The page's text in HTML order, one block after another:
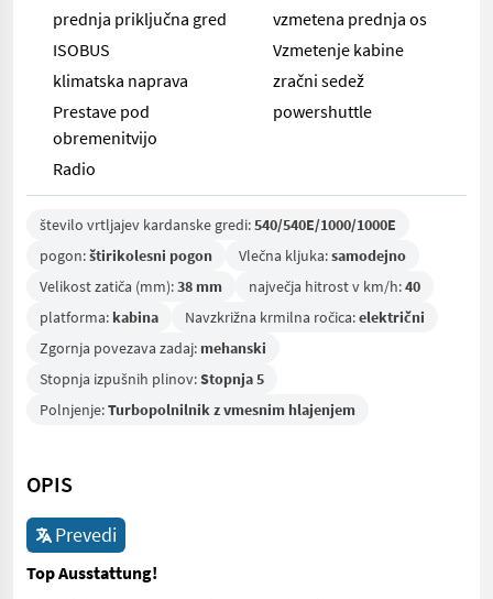
prednja priključna gred
vzmetena prednja os
ISOBUS
Vzmetenje kabine
klimatska naprava
zračni sedež
Prestave pod
obremenitvijo
powershuttle
Radio
število vrtljajev kardanske gredi:540/540E/1000/1000E
pogon:štirikolesni pogon Vlečna kljuka:samodejno
Velikost zatiča (mm):38 mm največja hitrost v km/h:40
platforma: kabina Navzkrižna krmilna ročica:električni
Zgornja povezava zadaj: mehanski
Stopnja izpušnih plinov:Stopnja 5
Polnjenje:Turbopolnilnik z vmesnim hlajenjem
OPIS
Prevedi
Top Ausstattung!